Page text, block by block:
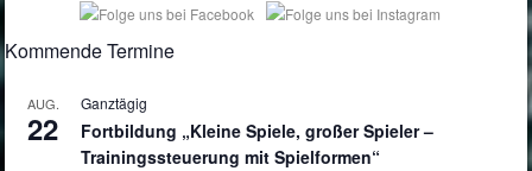
Kommende Termine
AUG.
22
Ganztägig
Fortbildung „Kleine Spiele, großer Spieler –
Trainingssteuerung mit Spielformen“